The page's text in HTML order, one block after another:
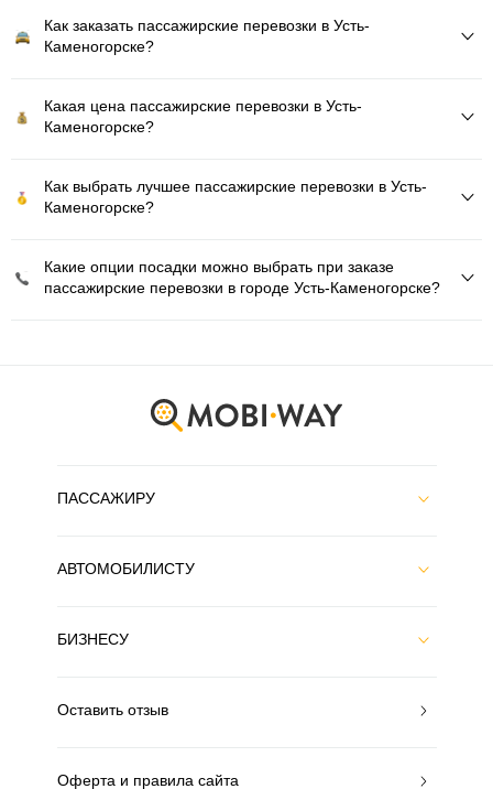
Как заказать пассажирские перевозки в Усть-
Каменогорске?
Какая цена пассажирские перевозки в Усть-
Каменогорске?
Как выбрать лучшее пассажирские перевозки в Усть-
Каменогорске?
Какие опции посадки можно выбрать при заказе
пассажирские перевозки в городе Усть-Каменогорске?
ПАССАЖИРУ
АВТОМОБИЛИСТУ
БИЗНЕСУ
Оставить отзыв
Оферта и правила сайта